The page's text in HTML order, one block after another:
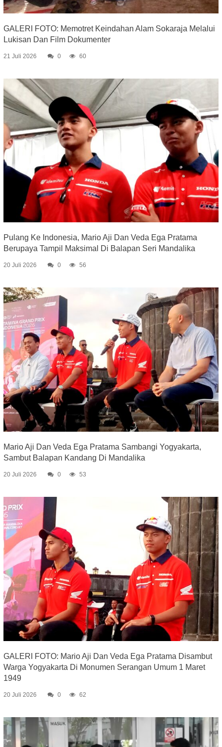
GALERI FOTO: Memotret Keindahan Alam Sokaraja Melalui
Lukisan Dan Film Dokumenter
21 Juli 2026 0 60
Pulang Ke Indonesia, Mario Aji Dan Veda Ega Pratama
Berupaya Tampil Maksimal Di Balapan Seri Mandalika
20 Juli 2026 0 56
Mario Aji Dan Veda Ega Pratama Sambangi Yogyakarta,
Sambut Balapan Kandang Di Mandalika
20 Juli 2026 0 53
GALERI FOTO: Mario Aji Dan Veda Ega Pratama Disambut
Warga Yogyakarta Di Monumen Serangan Umum 1 Maret
1949
20 Juli 2026 0 62